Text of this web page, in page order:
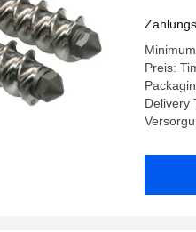
Preis:
Delivery